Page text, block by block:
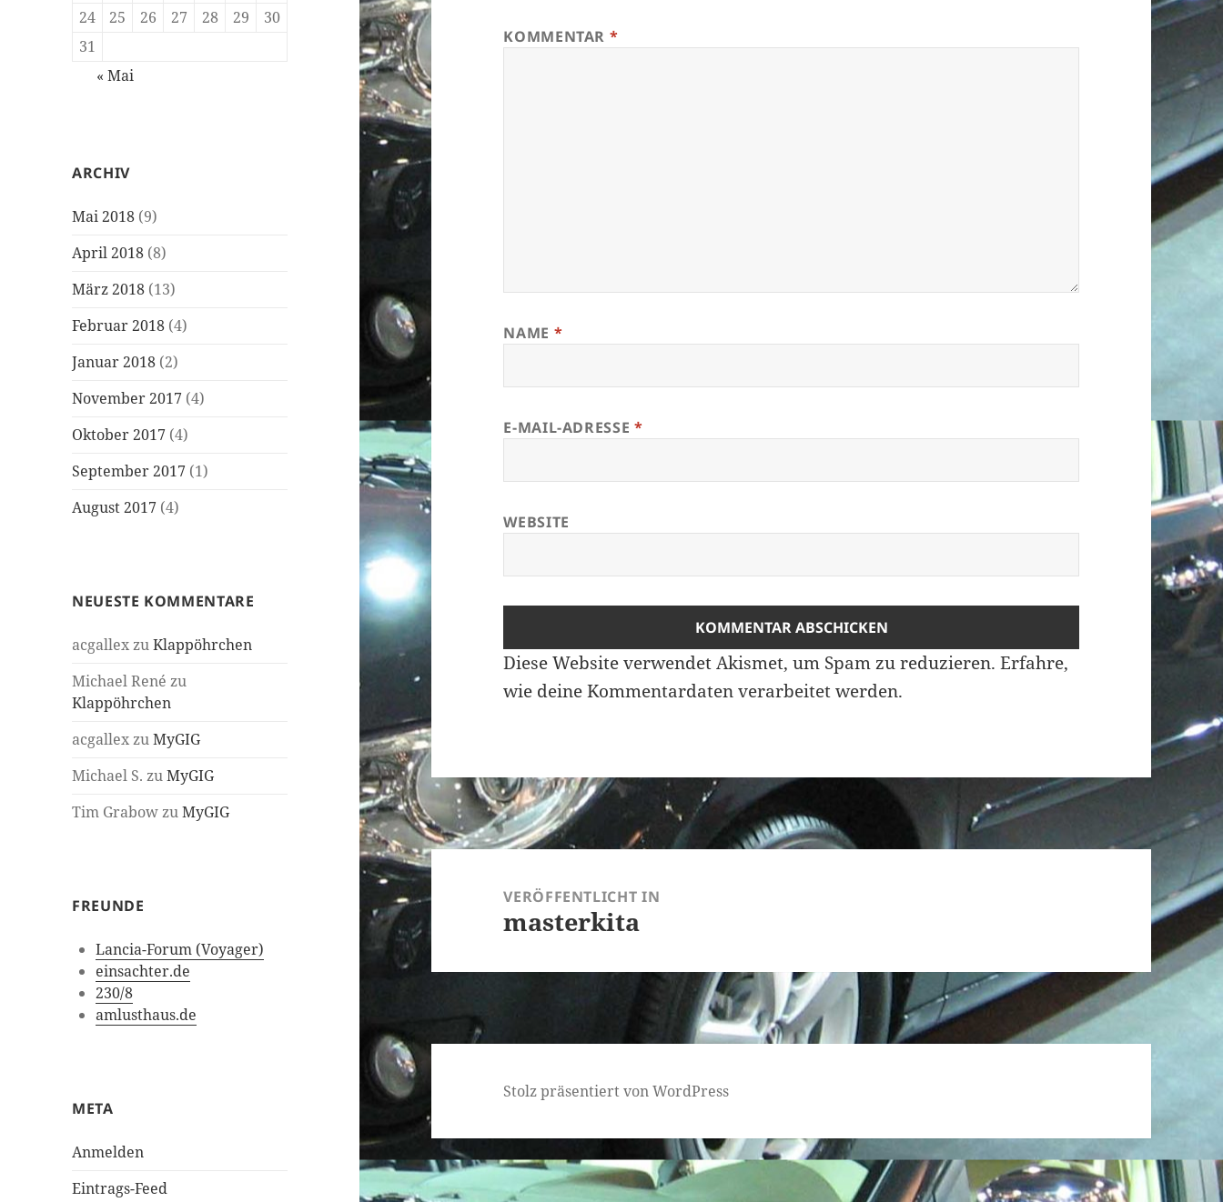
24
25 26 27 28 29
30
31
« Mai
ARCHIV
Mai 2018 (9)
April 2018 (8)
März 2018 (13)
Februar 2018 (4)
Januar 2018 (2)
November 2017 (4)
Oktober 2017 (4)
September 2017 (1)
August 2017 (4)
NEUESTE KOMMENTARE
acgallexzuKlappöhrchen
Michael René zu
Klappöhrchen
acgallexzuMyGIG
Michael S. zuMyGIG
Tim GrabowzuMyGIG
FREUNDE
Lancia-Forum (Voyager)
einsachter.de
230/8
amlusthaus.de
META
Anmelden
Eintrags-Feed
KOMMENTAR *
NAME *
E-MAIL-ADRESSE *
WEBSITE
Diese Website verwendet Akismet, um Spam zu reduzieren.Erfahre,
wie deine Kommentardaten verarbeitet werden.
Beitragsnavigation
VERÖFFENTLICHT IN
masterkita
Stolz präsentiert von WordPress